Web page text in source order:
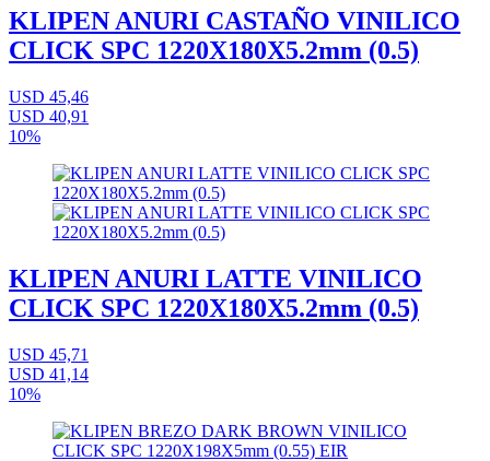
KLIPEN ANURI CASTAÑO VINILICO
CLICK SPC 1220X180X5.2mm (0.5)
USD 45,46
USD 40,91
10%
KLIPEN ANURI LATTE VINILICO
CLICK SPC 1220X180X5.2mm (0.5)
USD 45,71
USD 41,14
10%